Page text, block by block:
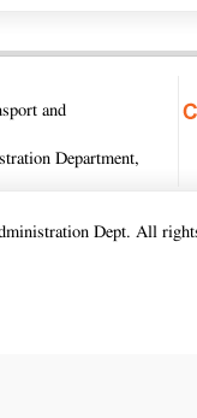
and
Department,
Dept. All